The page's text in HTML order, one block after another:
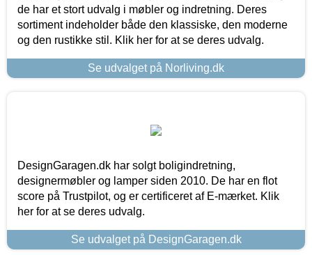
de har et stort udvalg i møbler og indretning. Deres
sortiment indeholder både den klassiske, den moderne
og den rustikke stil. Klik her for at se deres udvalg.
Se udvalget på Norliving.dk
DesignGaragen.dk har solgt boligindretning,
designermøbler og lamper siden 2010. De har en flot
score på Trustpilot, og er certificeret af E-mærket. Klik
her for at se deres udvalg.
Se udvalget på DesignGaragen.dk